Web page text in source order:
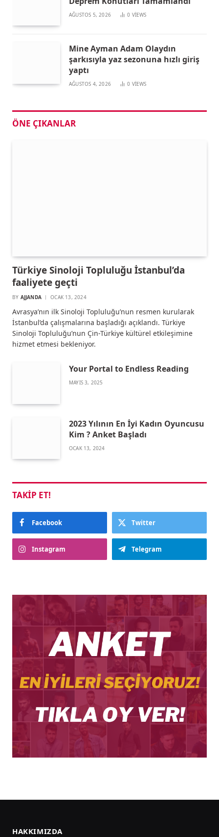
AĞUSTOS 5, 2026 0 VIEWS
Mine Ayman Adam Olaydın
şarkısıyla yaz sezonuna hızlı giriş
yaptı
AĞUSTOS 4, 2026 0 VIEWS
ÖNE ÇIKANLAR
Türkiye Sinoloji Topluluğu İstanbul’da
faaliyete geçti
BY AJJANDA OCAK 13, 2024
Avrasya’nın ilk Sinoloji Topluluğu’nun resmen kurularak
İstanbul’da çalışmalarına başladığı açıklandı. Türkiye
Sinoloji Topluluğu’nun Çin-Türkiye kültürel etkileşimine
hizmet etmesi bekleniyor.
Your Portal to Endless Reading
MAYIS 3, 2025
2023 Yılının En İyi Kadın Oyuncusu
Kim ? Anket Başladı
OCAK 13, 2024
TAKIP ET!
Facebook Twitter
Instagram Telegram
HAKKIMIZDA